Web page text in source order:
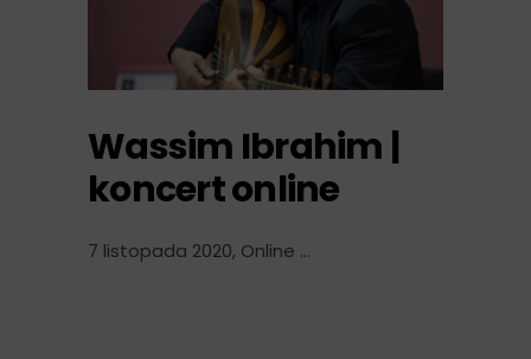
Wassim Ibrahim |
koncert online
7 listopada 2020, Online